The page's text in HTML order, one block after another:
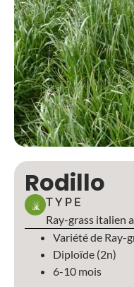
Rodillo
TYPE
Ray-grass italien
Variété de Ray-
Diploïde (2n)
6-10 mois